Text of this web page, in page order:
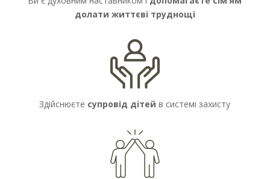
долати життєві труднощі
Здійснюєте супровід дітей в системі захисту